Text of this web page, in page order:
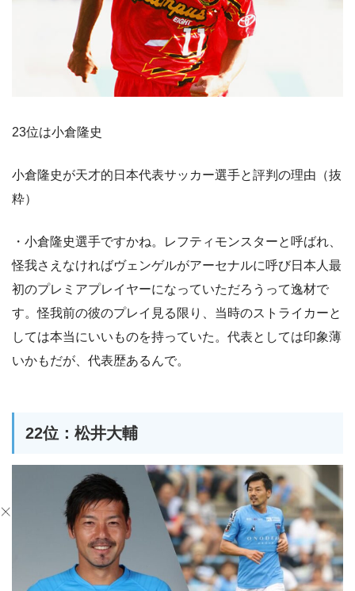
23位は小倉隆史
小倉隆史が天才的日本代表サッカー選手と評判の理由（抜
粋）
・小倉隆史選手ですかね。レフティモンスターと呼ばれ、
怪我さえなければヴェンゲルがアーセナルに呼び日本人最
初のプレミアプレイヤーになっていただろうって逸材で
す。怪我前の彼のプレイ見る限り、当時のストライカーと
しては本当にいいものを持っていた。代表としては印象薄
いかもだが、代表歴あるんで。
22位：松井大輔